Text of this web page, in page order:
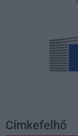
Címkefelhő